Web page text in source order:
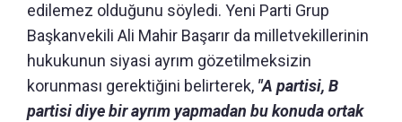
edilemez olduğunu söyledi. Yeni Parti Grup
Başkanvekili Ali Mahir Başarır da milletvekillerinin
hukukunun siyasi ayrım gözetilmeksizin
korunması gerektiğini belirterek, "A partisi, B
partisi diye bir ayrım yapmadan bu konuda ortak